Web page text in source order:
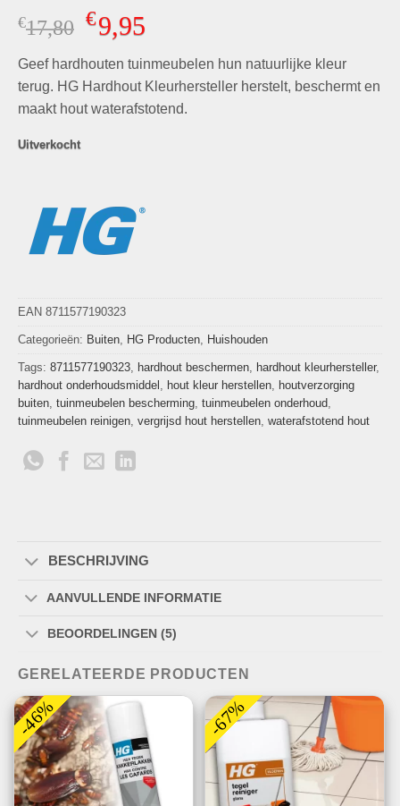
Gewaardeerd
5.00op 5
gebaseerd
waarderingen
€17,80 Oorspronkelijke
prijs
was:
€17,80.
€9,95Huidige
is:
€9,95.
Geef hardhouten tuinmeubelen hun natuurlijke kleur
terug. HG Hardhout Kleurhersteller herstelt, beschermt en
maakt hout waterafstotend.
Uitverkocht
EAN 8711577190323
Categorieën: Buiten, HG Producten, Huishouden
Tags: 8711577190323, hardhout beschermen, hardhout kleurhersteller,
hardhout onderhoudsmiddel , hout kleur herstellen, houtverzorging
buiten, tuinmeubelen bescherming, tuinmeubelen onderhoud,
tuinmeubelen reinigen, vergrijsd hout herstellen, waterafstotend hout
BESCHRIJVING
AANVULLENDE INFORMATIE
BEOORDELINGEN (5)
GERELATEERDE PRODUCTEN
-46% -67%